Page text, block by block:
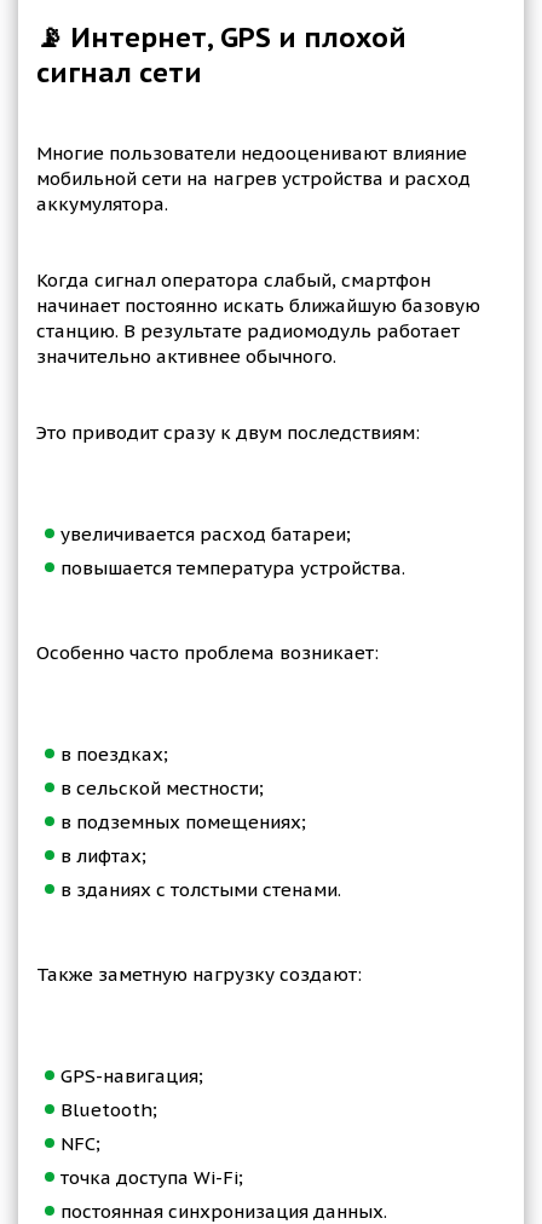
📡 Интернет, GPS и плохой
сигнал сети
Многие пользователи недооценивают влияние
мобильной сети на нагрев устройства и расход
аккумулятора.
Когда сигнал оператора слабый, смартфон
начинает постоянно искать ближайшую базовую
станцию. В результате радиомодуль работает
значительно активнее обычного.
Это приводит сразу к двум последствиям:
увеличивается расход батареи;
повышается температура устройства.
Особенно часто проблема возникает:
в поездках;
в сельской местности;
в подземных помещениях;
в лифтах;
в зданиях с толстыми стенами.
Также заметную нагрузку создают:
GPS-навигация;
Bluetooth;
NFC;
точка доступа Wi-Fi;
постоянная синхронизация данных.